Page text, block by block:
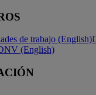
de trabajo (English)
(English)